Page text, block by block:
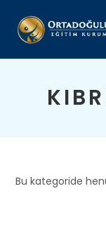
content
Bu kategoride